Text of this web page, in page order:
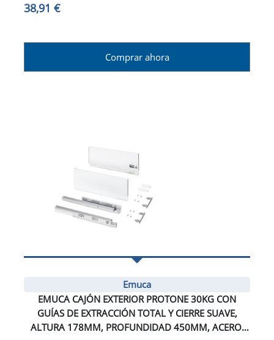
38,91 €
Comprar ahora
Emuca
EMUCA CAJÓN EXTERIOR PROTONE 30KG CON
GUÍAS DE EXTRACCIÓN TOTAL Y CIERRE SUAVE,
ALTURA 178MM, PROFUNDIDAD 450MM, ACERO,